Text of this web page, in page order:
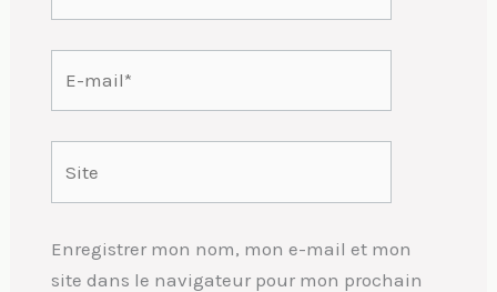
Enregistrer mon nom, mon e-mail et mon
site dans le navigateur pour mon prochain